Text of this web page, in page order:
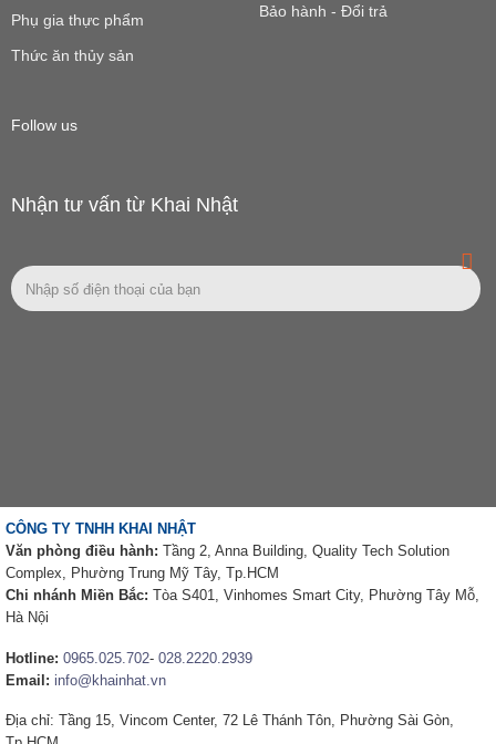
Phụ gia thực phẩm
Thức ăn thủy sản
Bảo hành - Đổi trả
Follow us
Nhận tư vấn từ Khai Nhật
CÔNG TY TNHH KHAI NHẬT
Văn phòng điều hành: Tầng 2, Anna Building, Quality Tech Solution
Complex, Phường Trung Mỹ Tây, Tp.HCM
Chi nhánh Miền Bắc: Tòa S401, Vinhomes Smart City, Phường Tây Mỗ,
Hà Nội
Hotline: 0965.025.702- 028.2220.2939
Email: info@khainhat.vn
Địa chỉ: Tầng 15, Vincom Center, 72 Lê Thánh Tôn, Phường Sài Gòn,